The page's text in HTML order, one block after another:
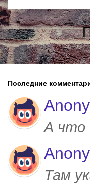
Последние
А что
Там